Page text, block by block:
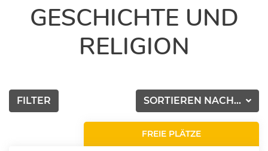
GESCHICHTE UND
RELIGION
SORTIEREN NACH...
FILTER
FREIE PLÄTZE